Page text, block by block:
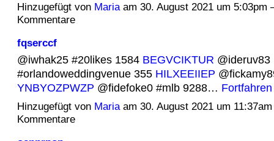
Hinzugefügt von Mariaam 30. August 2021 um 5:03pm
Kommentare
fqserccf
@iwhak25 #20likes 1584 BEGVCIKTUR @ideruv83
#orlandoweddingvenue 355 HILXEEIIEP
YNBYOZPWZP @fidefoke0 #mlb 9288… Fortfahren
Hinzugefügt von Mariaam 30. August 2021 um
Kommentare